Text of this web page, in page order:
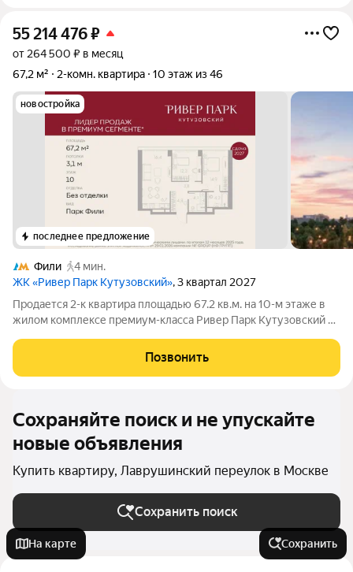
55 214 476₽
от 264 500 ₽ в месяц
67,2 м²
2-комн. квартира 10 этаж из 46
новостройка
последнее предложение
Фили
4 мин.
ЖК «Ривер Парк Кутузовский», 3 квартал 2027
Продается 2-к квартира площадью 67.2 кв.м. на 10-м этаже в
жилом комплексе премиум-класса Ривер Парк Кутузовский в
Кутузовский строится в одном из самых престижных районов
столицы Дорогомилово, на
Позвонить
Сохраняйте поиск и не упускайте
новые объявления
Купить квартиру, Лаврушинский переулок в Москве
Сохранить поиск
На карте Сохранить